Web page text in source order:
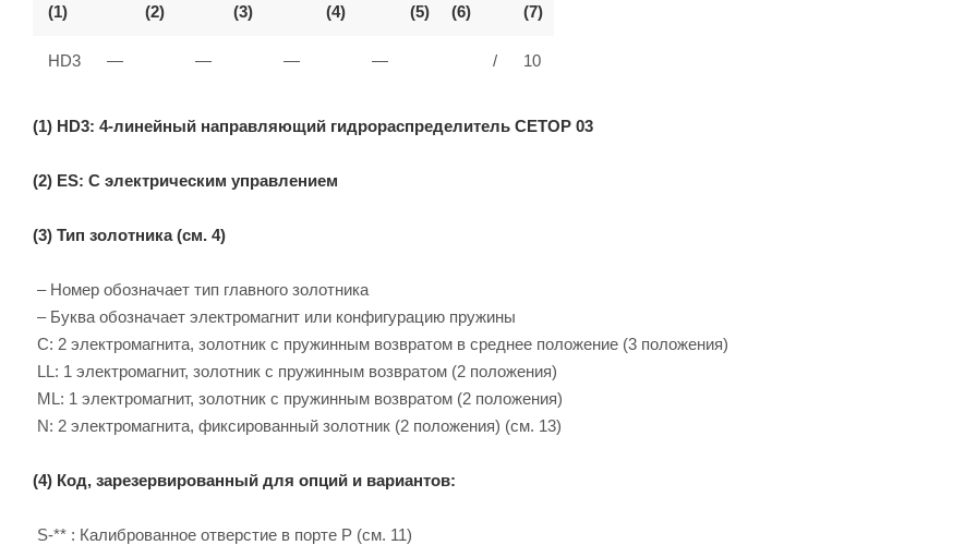
(1) (2) (3) (4) (5) (6) (7)
HD3 — — — — / 10
(1) HD3: 4-линейный направляющий гидрораспределитель CETOP 03
(2) ES: С электрическим управлением
(3) Тип золотника (см. 4)
– Номер обозначает тип главного золотника
– Буква обозначает электромагнит или конфигурацию пружины
C: 2 электромагнита, золотник с пружинным возвратом в среднее положение (3 положения)
LL: 1 электромагнит, золотник с пружинным возвратом (2 положения)
ML: 1 электромагнит, золотник с пружинным возвратом (2 положения)
N: 2 электромагнита, фиксированный золотник (2 положения) (см. 13)
(4) Код, зарезервированный для опций и вариантов:
S-** : Калиброванное отверстие в порте P (см. 11)